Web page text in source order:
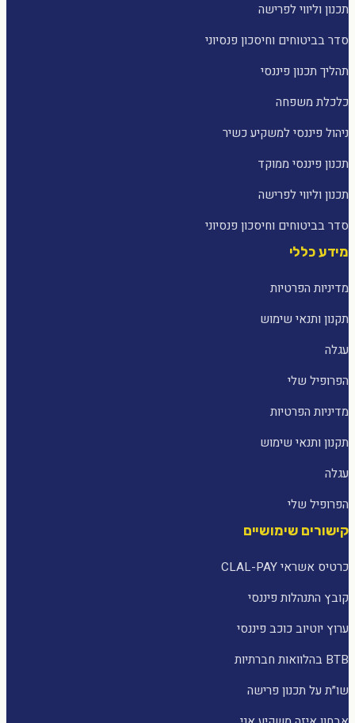
תכנון וליווי לפרישה
סדר בביטוחים וחיסכון פנסיוני
תהליך תכנון פיננסי
כלכלת משפחה
ניהול פיננסי למשקיע כשיר
תכנון פיננסי ממוקד
תכנון וליווי לפרישה
סדר בביטוחים וחיסכון פנסיוני
מידע כללי
מדיניות הפרטיות
תקנון ותנאי שימוש
עגלה
הפרופיל שלי
מדיניות הפרטיות
תקנון ותנאי שימוש
עגלה
הפרופיל שלי
קישורים שימושיים
כרטיס אשראי CLAL-PAY
קובץ התנהלות פיננסי
ערוץ יוטיוב כוכב פיננסי
BTB בהלוואות חברתיות
שו״ת על תכנון פרישה